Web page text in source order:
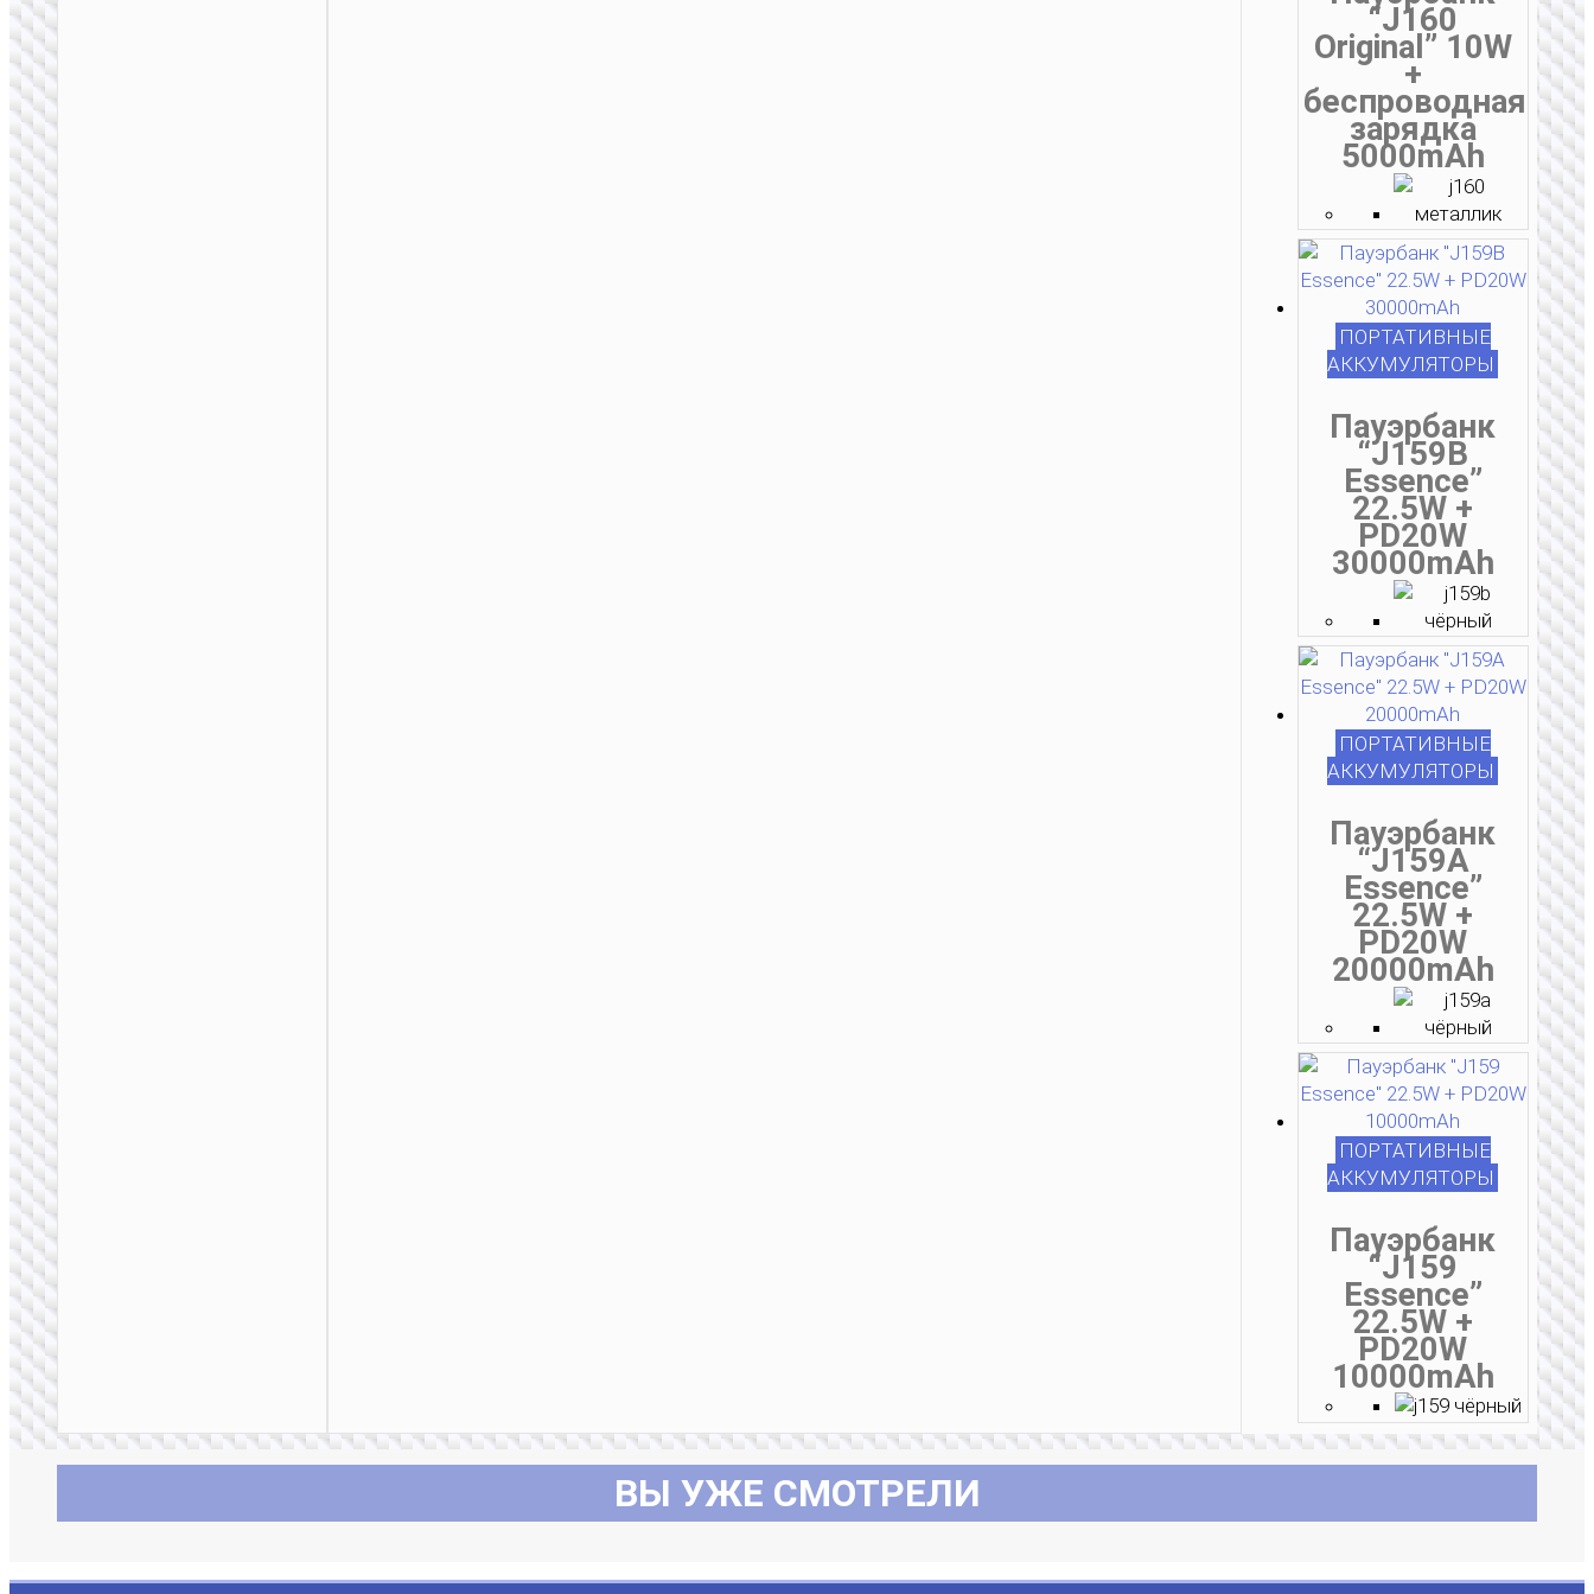
“J160
Original” 10W
+
беспроводная
зарядка
5000mAh
ПОРТАТИВНЫЕ
АККУМУЛЯТОРЫ
Пауэрбанк
“J159B
Essence”
22.5W +
PD20W
30000mAh
ПОРТАТИВНЫЕ
АККУМУЛЯТОРЫ
Пауэрбанк
“J159A
Essence”
22.5W +
PD20W
20000mAh
ПОРТАТИВНЫЕ
АККУМУЛЯТОРЫ
Пауэрбанк
“J159
Essence”
22.5W +
PD20W
10000mAh
ВЫ УЖЕ СМОТРЕЛИ